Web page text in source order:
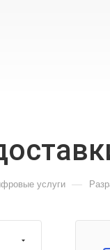
услуги —